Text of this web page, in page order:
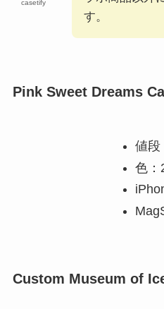
casetify
す。
Pink Sweet Dreams
値段
色：
Custom Museum of